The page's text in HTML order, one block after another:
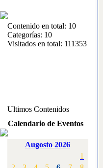
Contenido en total: 10
Categorías: 10
Visitados en total: 111353
Ultimos Contenidos
· 1:
Articulos varios
[Visitas: 5711]
Campeonato de
[Visitas: 4133]
Calendario de Eventos
Augosto 2026
1